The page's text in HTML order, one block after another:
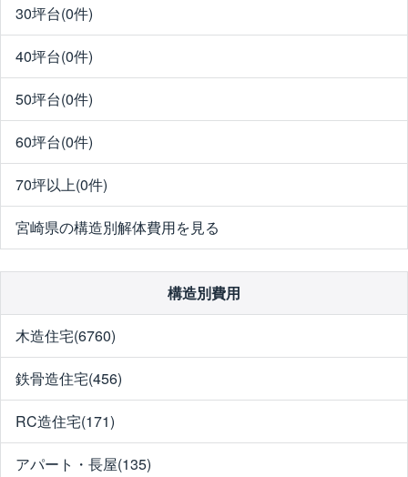
30坪台(0件)
40坪台(0件)
50坪台(0件)
60坪台(0件)
70坪以上(0件)
宮崎県の構造別解体費用を見る
構造別費用
木造住宅(6760)
鉄骨造住宅(456)
RC造住宅(171)
アパート・長屋(135)